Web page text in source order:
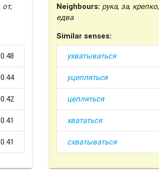
от,
0.48
0.44
0.42
0.41
0.41
Neighbours: рука, за, крепко,
едва
Similar senses:
ухватываться
уцепляться
цепляться
хвататься
схватываться